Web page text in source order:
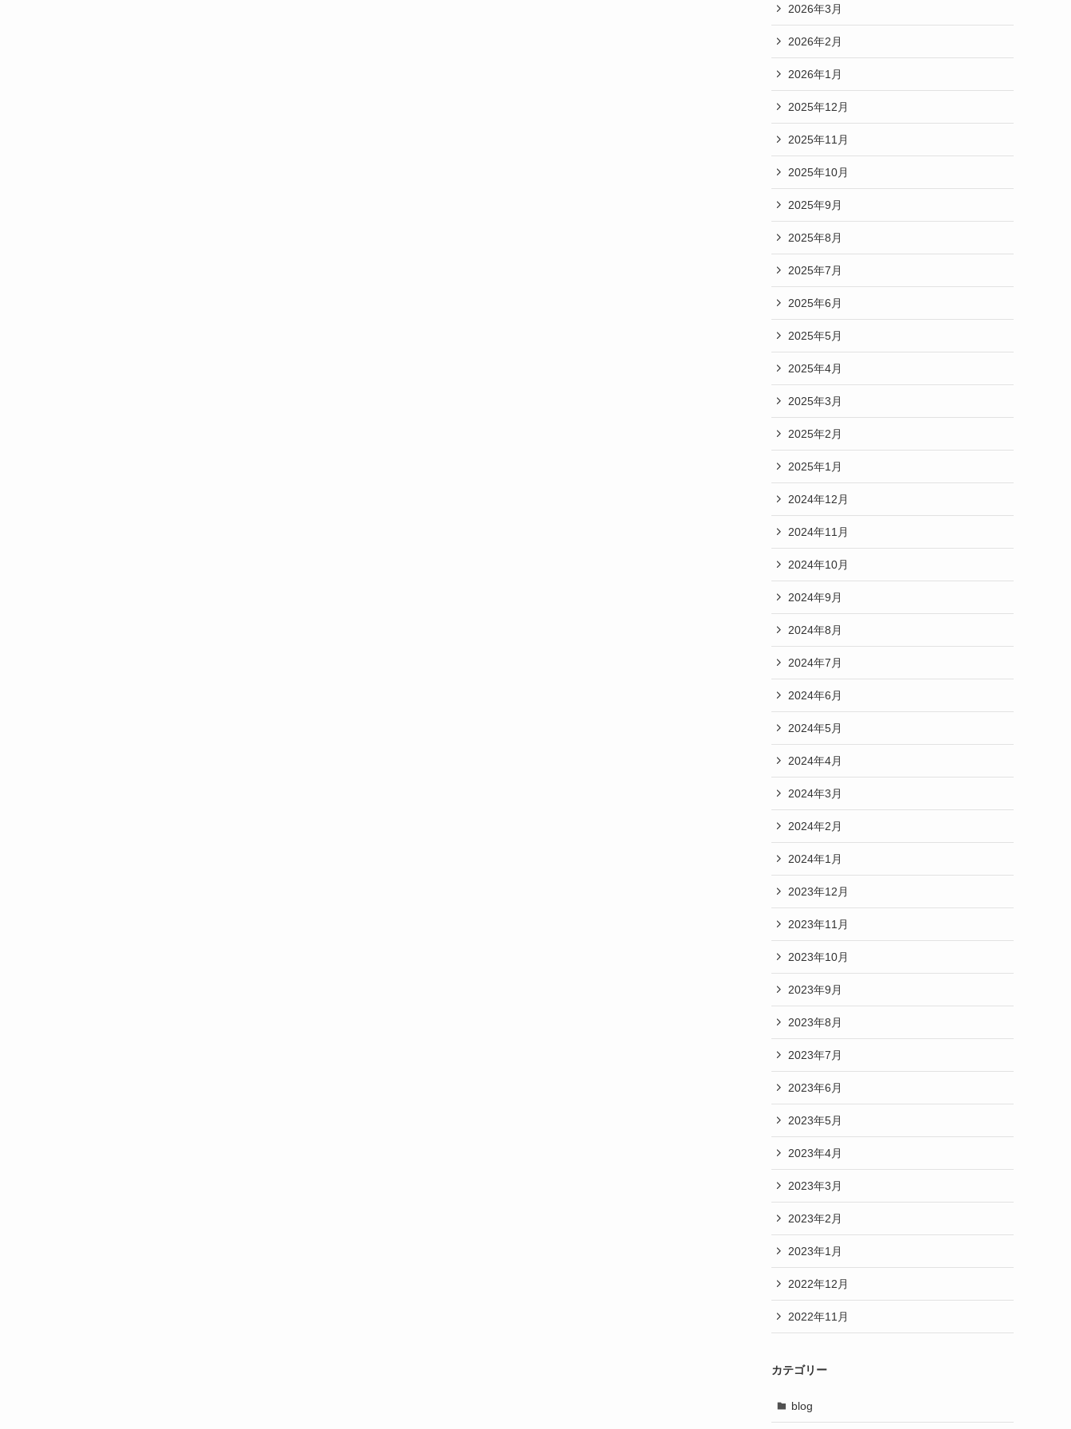
2026年3月
2026年2月
2026年1月
2025年12月
2025年11月
2025年10月
2025年9月
2025年8月
2025年7月
2025年6月
2025年5月
2025年4月
2025年3月
2025年2月
2025年1月
2024年12月
2024年11月
2024年10月
2024年9月
2024年8月
2024年7月
2024年6月
2024年5月
2024年4月
2024年3月
2024年2月
2024年1月
2023年12月
2023年11月
2023年10月
2023年9月
2023年8月
2023年7月
2023年6月
2023年5月
2023年4月
2023年3月
2023年2月
2023年1月
2022年12月
2022年11月
カテゴリー
blog